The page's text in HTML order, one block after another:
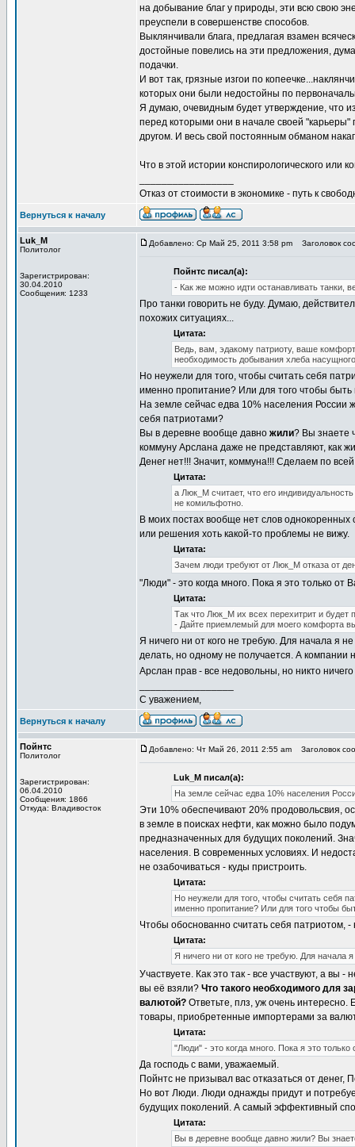
на добывание благ у природы, эти всю свою
преуспели в совершенстве способов.
Выклянчивали блага, предлагая взамен
достойные повелись на эти предложения,
подачки.
И вот так, грязные изгои по
которых они были недостойны по
Я думаю, очевидным будет утверждение, что
перед которыми они в начале своей "карьеры"
другом. И весь свой постоянным обманом
Что в этой истории конспирологического или
Отказ от стоимости в экономике - путь к
Вернуться к началу
Luk_M
Политолог
Зарегистрирован:
30.04.2010
Сообщения: 1233
Добавлено: Ср Май 25, 2011 3:58 pm Заголовок
Пойнтс писал(а):
- Как же можно идти останавливать танки,
Про танки говорить не буду. Думаю,
похожих ситуациях...
Цитата:
Ведь, вам, эдакому патриоту, ваше
необходимость добывания хлеба
Но неужели для того, чтобы считать себя
именно пропитание? Или для того чтобы быть
На земле сейчас едва 10% населения России
себя патриотами?
Вы в деревне вообще давно жили? Вы знаете
коммуну Арслана даже не представляют, как
Денег нет!!! Значит, коммуна!!! Сделаем по
Цитата:
а Люк_М считает, что его
не комильфотно.
В моих постах вообще нет слов однокоренных
или решения хоть какой-то проблемы не вижу.
Цитата:
Зачем люди требуют от Люк_М отказа от
"Люди" - это когда много. Пока я это только
Цитата:
Так что Люк_М их всех перехитрит и будет
- Дайте приемлемый для моего комфорта
Я ничего ни от кого не требую. Для начала я
делать, но одному не получается. А компании
Арслан прав - все недовольны, но никто
С уважением,
Вернуться к началу
Пойнтс
Политолог
Зарегистрирован:
06.04.2010
Сообщения: 1866
Откуда: Владивосток
Добавлено: Чт Май 26, 2011 2:55 am Заголовок
Luk_M писал(а):
На земле сейчас едва 10% населения
Эти 10% обеспечивают 20% продовольсвия,
в земле в поисках нефти, как можно было
предназначенных для будущих поколений.
населения. В современных условиях. И
не озабочиваться - куды пристроить.
Цитата:
Но неужели для того, чтобы считать себя
именно пропитание? Или для того чтобы
Чтобы обоснованно считать себя патриотом,
Цитата:
Я ничего ни от кого не требую. Для начала
Участвуете. Как это так - все участвуют, а вы
вы её взяли? Что такого необходимого для
валютой? Ответьте, плз, уж очень интересно.
товары, приобретенные импортерами за
Цитата:
"Люди" - это когда много. Пока я это
Да господь с вами, уважаемый.
Пойнтс не призывал вас отказаться от денег,
Но вот Люди. Люди однажды придут и
будущих поколений. А самый эффективный
Цитата:
Вы в деревне вообще давно жили? Вы